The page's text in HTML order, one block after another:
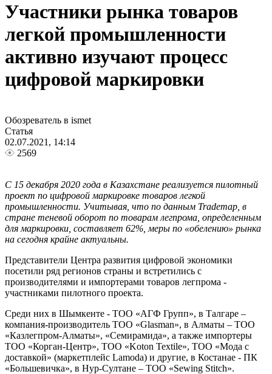
Участники рынка товаров
легкой промышленности
активно изучают процесс
цифровой маркировки
Обозреватель в ismet
Статья
02.07.2021, 14:14
2569
С 15 декабря 2020 года в Казахстане реализуется пилотный
проект по цифровой маркировке товаров легкой
промышленности. Учитывая, что по данным Trademap, в
стране теневой оборот по товарам легпрома, определенным
для маркировки, составляет 62%, меры по «обелению» рынка
на сегодня крайне актуальны.
Представители Центра развития цифровой экономики
посетили ряд регионов страны и встретились с
производителями и импортерами товаров легпрома -
участниками пилотного проекта.
Среди них в Шымкенте - ТОО «АГФ Групп», в Талгаре –
компания-производитель ТОО «Glasman», в Алматы – ТОО
«Казлегпром-Алматы», «Семирамида», а также импортеры
ТОО «Корган-Центр», ТОО «Koton Textile», ТОО «Мода с
доставкой» (маркетплейс Lamoda) и другие, в Костанае - ПК
«Большевичка», в Нур-Султане – ТОО «Sewing Stitch».